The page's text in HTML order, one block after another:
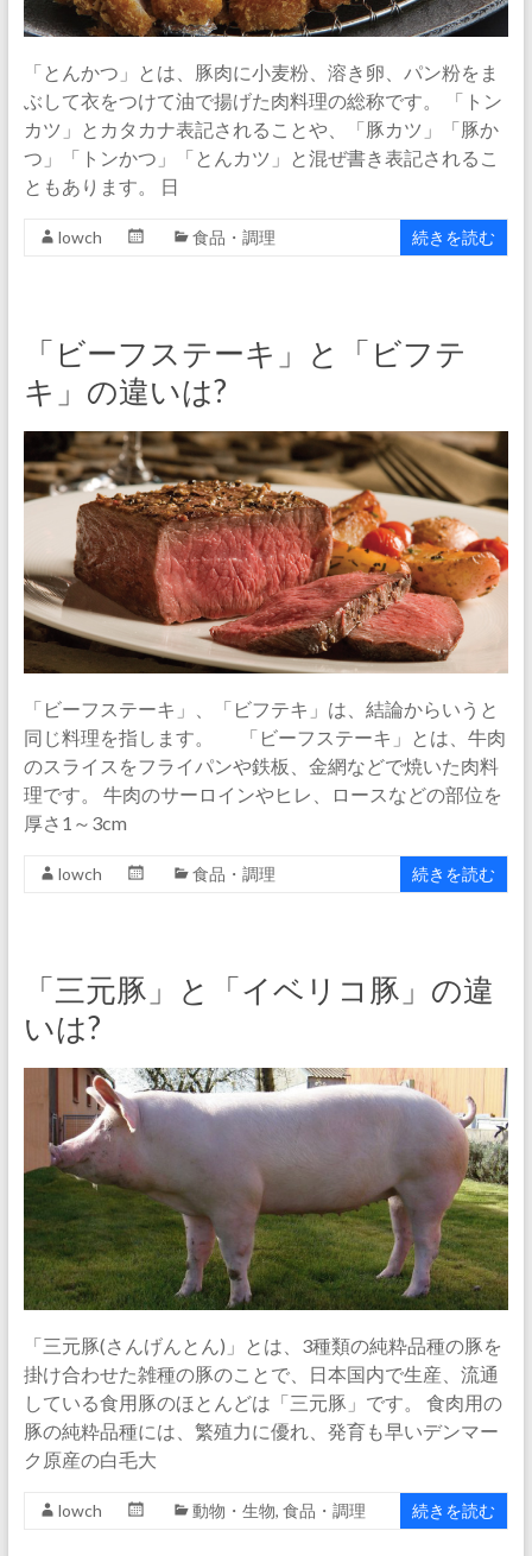
「とんかつ」とは、豚肉に小麦粉、溶き卵、パン粉をま
ぶして衣をつけて油で揚げた肉料理の総称です。 「トン
カツ」とカタカナ表記されることや、「豚カツ」「豚か
つ」「トンかつ」「とんカツ」と混ぜ書き表記されるこ
ともあります。 日
lowch 食品・調理 続きを読む
「ビーフステーキ」と「ビフテ
キ」の違いは?
「ビーフステーキ」、「ビフテキ」は、結論からいうと
同じ料理を指します。 「ビーフステーキ」とは、牛肉
のスライスをフライパンや鉄板、金網などで焼いた肉料
理です。 牛肉のサーロインやヒレ、ロースなどの部位を
厚さ1～3cm
lowch 食品・調理 続きを読む
「三元豚」と「イベリコ豚」の違
いは?
「三元豚(さんげんとん)」とは、3種類の純粋品種の豚を
掛け合わせた雑種の豚のことで、日本国内で生産、流通
している食用豚のほとんどは「三元豚」です。 食肉用の
豚の純粋品種には、繁殖力に優れ、発育も早いデンマー
ク原産の白毛大
lowch 動物・生物, 食品・調理 続きを読む